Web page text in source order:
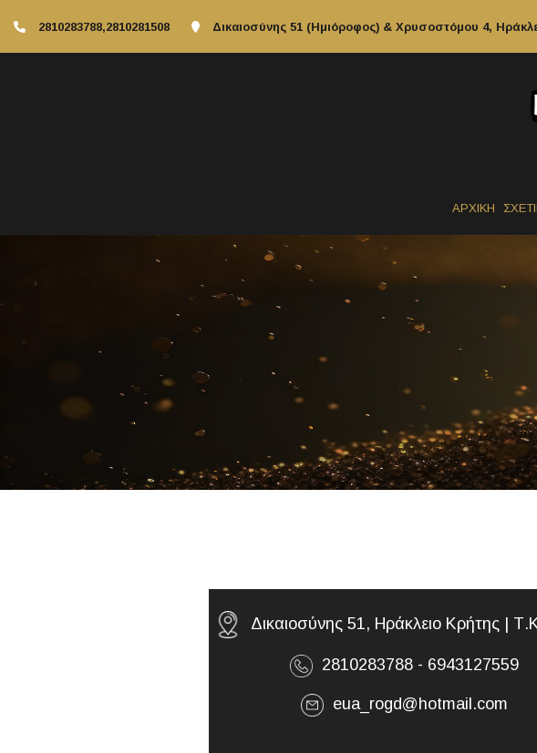
2810283788,2810281508 Δικαιοσύνης 51 (Ημιόροφος) & Χρυσοστόμου 4,
ΑΡΧΙΚΗ
Δικαιοσύνης 51, Ηράκλειο Κρήτης |
2810283788 - 6943127559
eua_rogd@hotmail.com